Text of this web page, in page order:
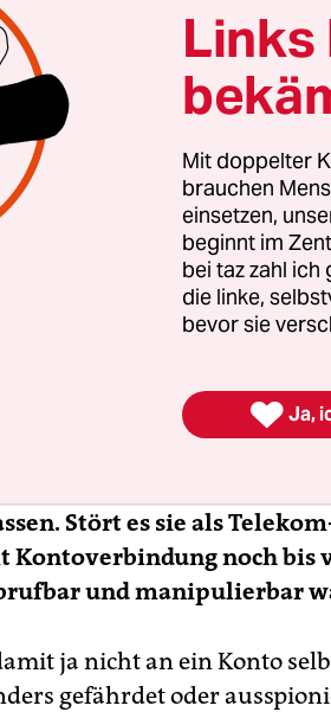
Ja, in der Tat.
unter den 17 Millionen
wurden?
ehrlich gesagt nicht.
Geheimnis. Ich habe
mir anzurufen. Einmal
war ein Mann, der einfach
Stört es sie als
Kontoverbindung noch bis
und manipulierbar
ja nicht an ein Konto
gefährdet oder
Links
Mit doppelter
brauchen
einsetzen,
beginnt im
bei taz zahl ich
die linke,
bevor sie
 Ja,